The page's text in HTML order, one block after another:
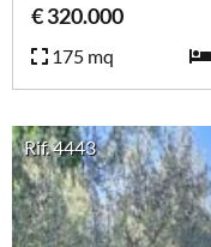
€ 320.000
175 mq
Rif. 4443